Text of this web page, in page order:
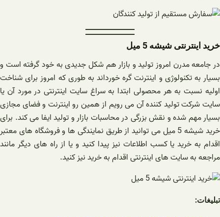
خرید اینترنتی شیشه 5 میل
در جامعه مدرن امروز تولید و بازار هم شکل جدیدی به خود گرفته است و
بسیار به تکنولوژی و اینترنت گره خورداند به طوری که امروز برای شناخت
اولیه نسبت به هر محصولی ابتدا به سراغ سایت اینترنتی در مورد آن یا
سایت شرکت تولید کننده آن می رویم از همین رو اینترنت و فضای مجازی
بسیار مهم شده و نقش بزرگی در محاسبات بازار و تولید ایفا می کند. برای
خرید شیشه 5 میل می توانید از طریق نمایندگی ها و فروشگاه های معتبر
اقدام به خرید یا کسب اطلاعات نیز پیدا کنید و یا از راه های دیگر مانند
مراجعه به سایت های اینترنتی اقدام به خرید نیز کنید.
تبلیغات: